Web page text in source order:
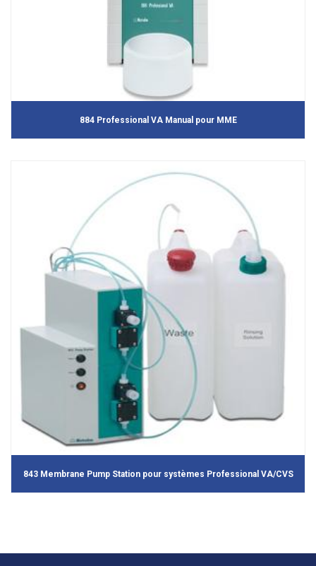
884 Professional VA Manual pour MME
843 Membrane Pump Station pour systèmes Professional VA/CVS